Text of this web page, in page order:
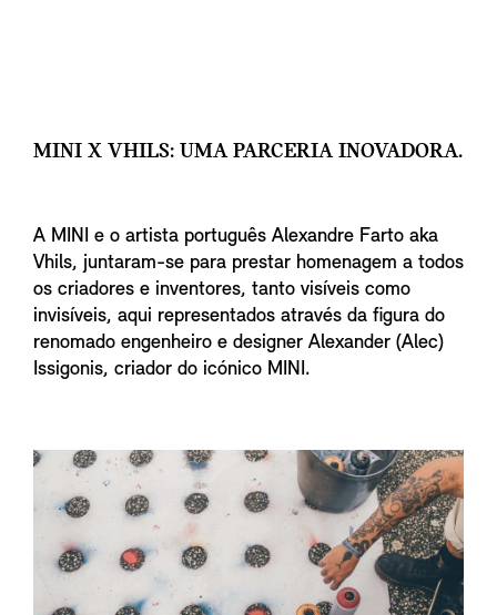
MINI X VHILS: UMA PARCERIA INOVADORA.
A MINI e o artista português Alexandre Farto aka
Vhils, juntaram-se para prestar homenagem a todos
os criadores e inventores, tanto visíveis como
invisíveis, aqui representados através da figura do
renomado engenheiro e designer Alexander (Alec)
Issigonis, criador do icónico MINI.